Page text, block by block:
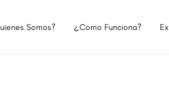
Somos? ¿Como Funciona?